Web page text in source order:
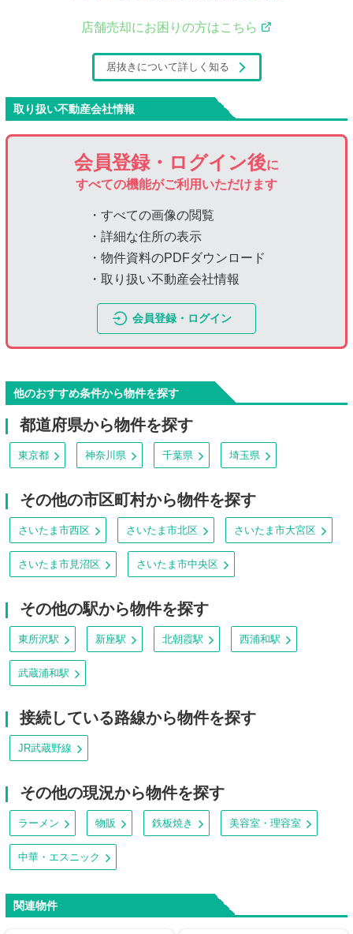
店舗売却にお困りの方はこちら
居抜きについて詳しく知る
取り扱い不動産会社情報
会員登録・ログイン後に
すべての機能がご利用いただけます
・すべての画像の閲覧
・詳細な住所の表示
・物件資料のPDFダウンロード
・取り扱い不動産会社情報
会員登録・ログイン
他のおすすめ条件から物件を探す
都道府県から物件を探す
東京都 神奈川県 千葉県 埼玉県
その他の市区町村から物件を探す
さいたま市西区 さいたま市北区 さいたま市大宮区
さいたま市見沼区 さいたま市中央区
その他の駅から物件を探す
東所沢駅 新座駅 北朝霞駅 西浦和駅
武蔵浦和駅
接続している路線から物件を探す
JR武蔵野線
その他の現況から物件を探す
ラーメン 物販 鉄板焼き 美容室・理容室
中華・エスニック
関連物件